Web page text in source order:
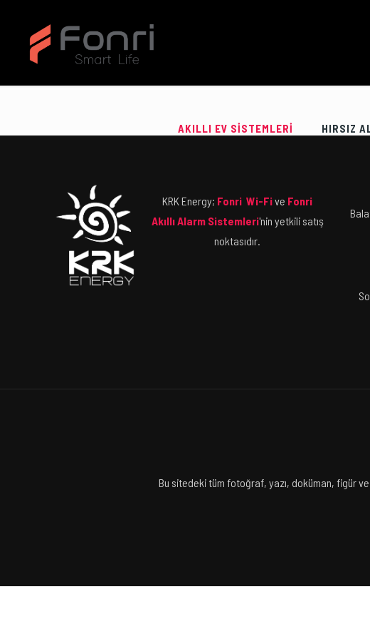
AKILLI EV SİSTEMLERİ HIRSIZ
KRK Energy; Fonri Wi-Five Fonri
Akıllı Alarm Sistemleri'nin yetkili satış
noktasıdır.
Bu sitedeki tüm fotoğraf, yazı, doküman, figür